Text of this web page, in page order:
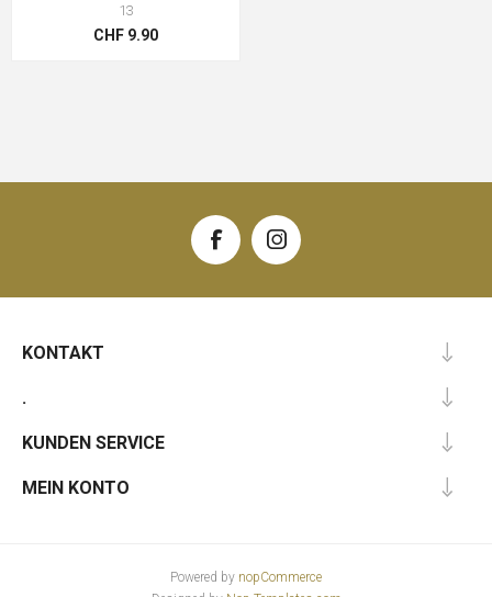
13
CHF 9.90
KONTAKT
.
KUNDEN SERVICE
MEIN KONTO
Powered by nopCommerce